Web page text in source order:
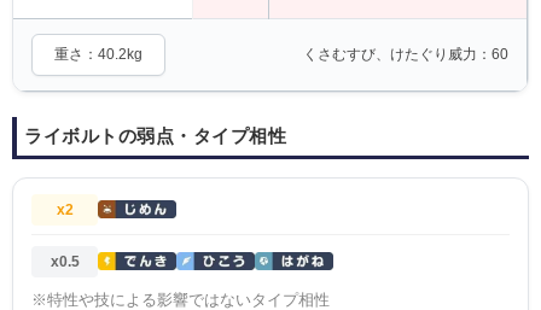
重さ：40.2kg くさむすび、けたぐり威力：60
ライボルトの弱点・タイプ相性
x2
x0.5
※特性や技による影響ではないタイプ相性